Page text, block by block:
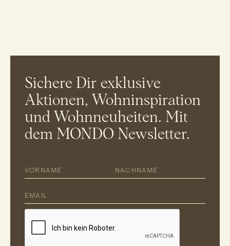
Sichere Dir exklusive
Aktionen, Wohninspiration
und Wohnneuheiten. Mit
dem MONDO Newsletter.